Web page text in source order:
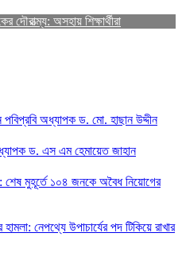
দৌরাত্ম্য: অসহায় শিক্ষার্থীরা
পবিপ্রবি অধ্যাপক ড. মো. হাছান উদ্দীন
ড. এস এম হেমায়েত জাহান
শেষ মুহূর্তে ১০৪ জনকে অবৈধ নিয়োগের
নেপথ্যে উপাচার্যের পদ টিকিয়ে রাখার